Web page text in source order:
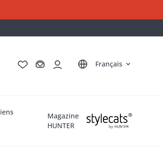
Deutsch
English
Italiano
Nederlands
Français
Magazine
HUNTER